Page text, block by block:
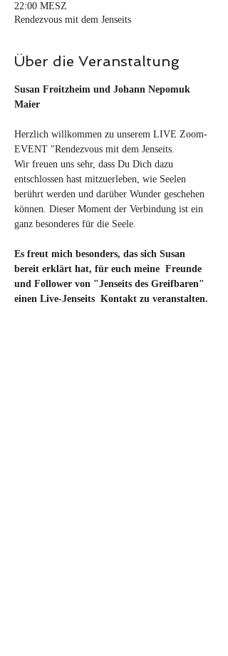
22:00 MESZ
Rendezvous mit dem Jenseits
Über die Veranstaltung
Susan Froitzheim und Johann Nepomuk
Maier
Herzlich willkommen zu unserem LIVE Zoom-
EVENT "Rendezvous mit dem Jenseits.
Wir freuen uns sehr, dass Du Dich dazu
entschlossen hast mitzuerleben, wie Seelen
berührt werden und darüber Wunder geschehen
können. Dieser Moment der Verbindung ist ein
ganz besonderes für die Seele.
Es freut mich besonders, das sich Susan
bereit erklärt hat, für euch meine  Freunde
und Follower von "Jenseits des Greifbaren"
einen Live-Jenseits  Kontakt zu veranstalten.